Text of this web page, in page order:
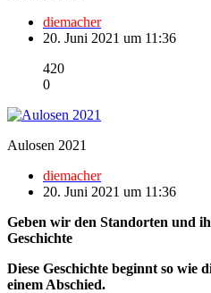
diemacher
20. Juni 2021 um 11:36
420
0
Aulosen 2021
diemacher
20. Juni 2021 um 11:36
Geben wir den Standorten und
Geschichte
Diese Geschichte beginnt so wie
einem Abschied.